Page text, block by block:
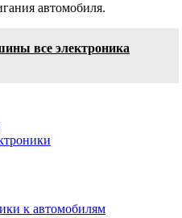
автомобиля.
все электроника
к автомобилям